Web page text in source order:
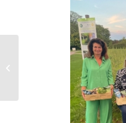
12.09.2023 Ladies Day –
IT’S RAINING MEN
oder: Die Damen laden
die Herrengolfer...